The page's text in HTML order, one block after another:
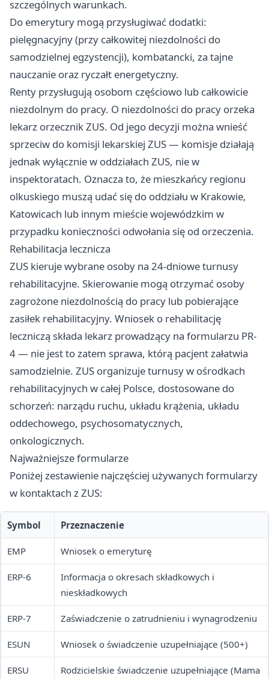
szczególnych warunkach.
Do emerytury mogą przysługiwać dodatki:
pielęgnacyjny (przy całkowitej niezdolności do
samodzielnej egzystencji), kombatancki, za tajne
nauczanie oraz ryczałt energetyczny.
Renty przysługują osobom częściowo lub całkowicie
niezdolnym do pracy. O niezdolności do pracy orzeka
lekarz orzecznik ZUS. Od jego decyzji można wnieść
sprzeciw do komisji lekarskiej ZUS — komisje działają
jednak wyłącznie w oddziałach ZUS, nie w
inspektoratach. Oznacza to, że mieszkańcy regionu
olkuskiego muszą udać się do oddziału w Krakowie,
Katowicach lub innym mieście wojewódzkim w
przypadku konieczności odwołania się od orzeczenia.
Rehabilitacja lecznicza
ZUS kieruje wybrane osoby na 24-dniowe turnusy
rehabilitacyjne. Skierowanie mogą otrzymać osoby
zagrożone niezdolnością do pracy lub pobierające
zasiłek rehabilitacyjny. Wniosek o rehabilitację
leczniczą składa lekarz prowadzący na formularzu PR-
4 — nie jest to zatem sprawa, którą pacjent załatwia
samodzielnie. ZUS organizuje turnusy w ośrodkach
rehabilitacyjnych w całej Polsce, dostosowane do
schorzeń: narządu ruchu, układu krążenia, układu
oddechowego, psychosomatycznych,
onkologicznych.
Najważniejsze formularze
Poniżej zestawienie najczęściej używanych formularzy
w kontaktach z ZUS:
Symbol Przeznaczenie
EMP Wniosek o emeryturę
ERP-6
Informacja o okresach składkowych i
nieskładkowych
ERP-7 Zaświadczenie o zatrudnieniu i wynagrodzeniu
ESUN Wniosek o świadczenie uzupełniające (500+)
ERSU
Rodzicielskie świadczenie uzupełniające (Mama